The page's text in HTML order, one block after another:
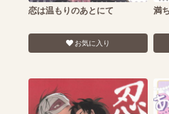
恋は温もりのあとにて
お気に入り
満